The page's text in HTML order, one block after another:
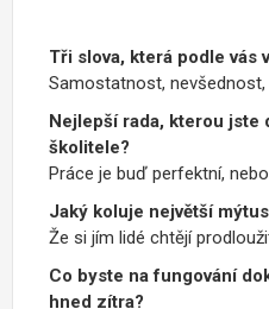
Tři slova, která podle vás
Samostatnost, nevšednost,
Nejlepší rada, kterou jste
školitele?
Práce je buď perfektní,
Jaký koluje největší
Že si jím lidé chtějí
Co byste na fungování
hned zítra?